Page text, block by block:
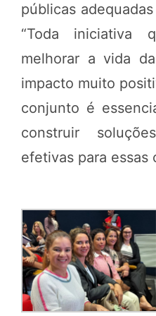
públicas
“Toda iniciativa
melhorar a vida
impacto muito
conjunto é
construir
efetivas para essas